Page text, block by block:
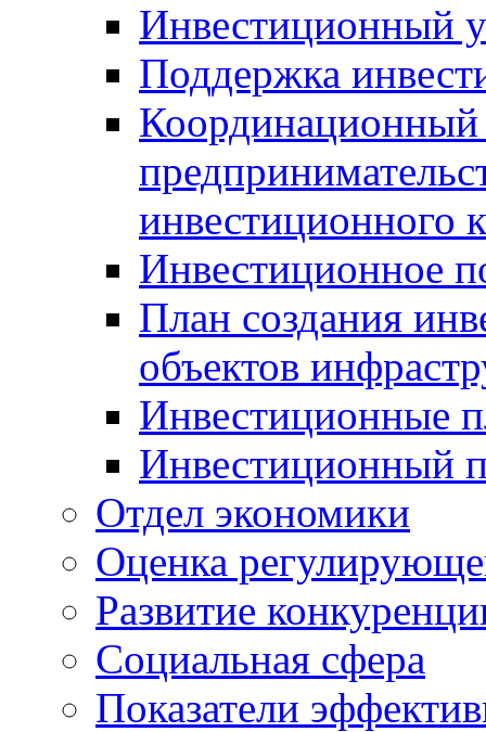
Инвестиционный
Поддержка
Координационный
инвестиционного
Инвестиционное
План создания
объектов
Инвестиционные
Инвестиционный
Отдел экономики
Оценка
Развитие
Социальная сфера
Показатели